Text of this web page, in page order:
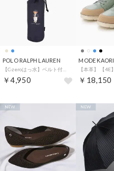
POLO RALPH LAUREN
￥4,950
MODE KAORI
￥18,150
NEW NEW